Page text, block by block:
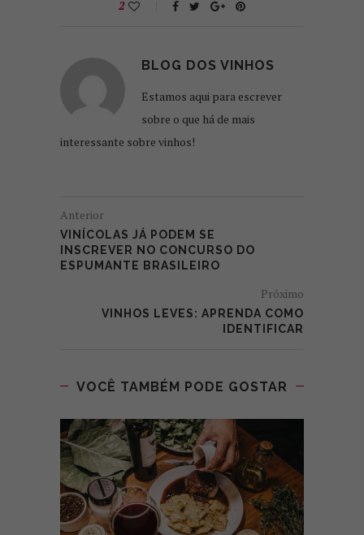
2
BLOG DOS VINHOS
Estamos aqui para escrever
sobre o que há de mais
interessante sobre vinhos!
Anterior
VINÍCOLAS JÁ PODEM SE
INSCREVER NO CONCURSO DO
ESPUMANTE BRASILEIRO
Próximo
VINHOS LEVES: APRENDA COMO
IDENTIFICAR
VOCÊ TAMBÉM PODE GOSTAR